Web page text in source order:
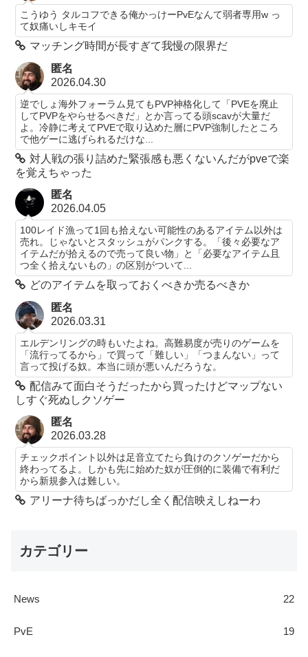
こうゆう タルコフできる俺かっけーPvEなんて弱者専用w っ
て奴痛いしキモイ
マッチング時間が長すぎて我慢の限界だ
匿名
2026.04.30
逆でしょ海外フォーラム見てもPVP神格化して「PVEを廃止
してPVPをやらせるべきだ」とか言ってる頭scavが大量だ
よ。冷静に考えてPVEで取り込めた層にPVP強制したところ
で他ゲーに逃げられるだけな...
対人戦の張り詰めた緊張感も悪くないんだがpveで楽
を覚えちゃった
匿名
2026.04.05
100レイド漁って1回も拾えない可能性のあるアイテム以外は
売れ。じゃないとスタッシュがパンクする。「後々必要なア
イテムだが拾えるので売って良い物」と「必要なアイテム且
つ全く拾えないもの」の区別がついて...
どのアイテムを取っておくべきか売るべきか
匿名
2026.03.31
エルデンリングの時もいたよね。高難易度が売りのゲームを
「流行ってるから」で買って「難しい」「つまんない」って
言って投げる奴。本当に頭が悪いんだろうな。
配信みて面白そうだったから買ったけどマップない
しすぐ死ぬしクソゲー
匿名
2026.03.28
チェックポイント以外は足音立てたら負けのクソゲーだから
終わってるよ。しかも先に始めた奴が圧倒的に装備で有利だ
から新規参入は難しい。
アリーナ待ちばっかだし全く配信映えしねーわ
カテゴリー
News 22
PvE 19